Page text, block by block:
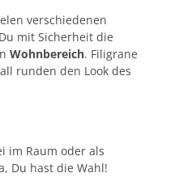
verschiedenen
mit Sicherheit die
Wohnbereich. Filigrane
runden den Look des
im Raum oder als
Du hast die Wahl!